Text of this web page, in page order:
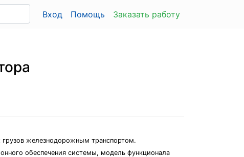
Вход Помощь Заказать работу
грузов железнодорожным транспортом.
обеспечения системы, модель функционала